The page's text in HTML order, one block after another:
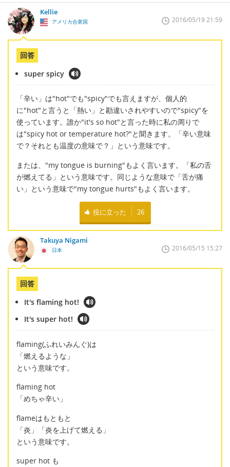
Kellie
アメリカ合衆国 2016/05/19 21:59
回答
super spicy
「辛い」は"hot"でも"spicy"でも言えますが、個人的
に"hot"と言うと「熱い」と勘違いされやすいので"spicy"を
使っています。誰か"it's so hot"と言った時に私の周りで
は"spicy hot or temperature hot?"と聞きます。「辛い意味
で？それとも温度の意味で？」という意味です。
または、"my tongue is burning"もよく言います。「私の舌
が燃えてる」という意味です。同じような意味で「舌が痛
い」という意味で"my tongue hurts"もよく言います。
役に立った 26
Takuya Nigami
日本 2016/05/15 15:27
回答
It's flaming hot!
It's super hot!
flaming(ふれいみんぐ)は
「燃えるような」
という意味です。
flaming hot
「めちゃ辛い」
flameはもともと
「炎」「炎を上げて燃える」
という意味です。
super hot も